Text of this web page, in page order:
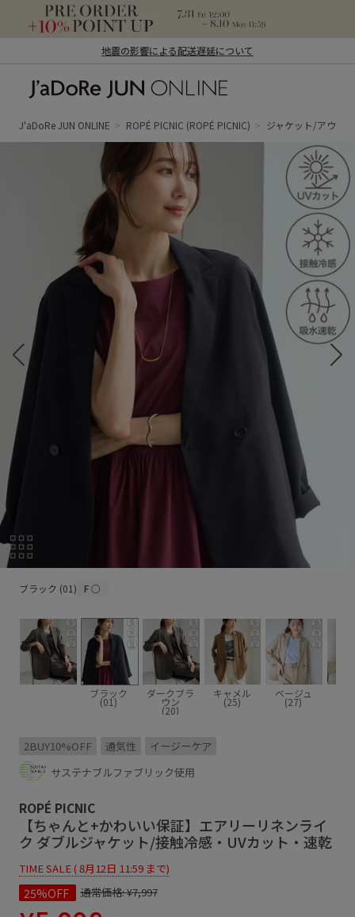
地震の影響による配送遅延について
ン オンライン）
J'aDoRe JUN ONLINE ROPÉ PICNIC (ROPÉ PICNIC) ジャケット/アウタ
ブラック (01) F○
ブラック
(01)
ダークブラ
ウン
(20)
キャメル
(25)
ベージュ
(27)
2BUY10%OFF 通気性
イージーケア
サステナブルファブリック使用
ROPÉ PICNIC
【ちゃんと+かわいい保証】エアリーリネンライ
ク ダブルジャケット/接触冷感・UVカット・速乾
TIME SALE ( 8月12日 11:59 まで)
25%OFF 通常価格:¥7,997